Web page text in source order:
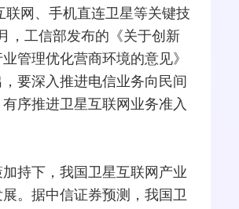
联网、手机直连卫星等关键技
，工信部发布的《关于创新
管理优化营商环境的意见》
要深入推进电信业务向民间
序推进卫星互联网业务准入
持下，我国卫星互联网产业
。据中信证券预测，我国卫